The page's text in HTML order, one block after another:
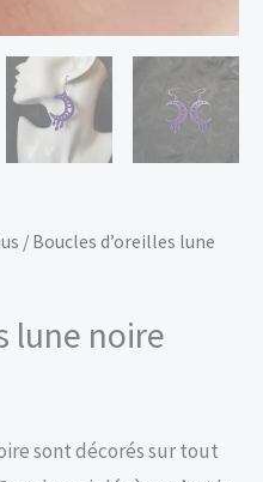
/ Boucles d’oreilles lune
lune noire
sont décorés sur tout